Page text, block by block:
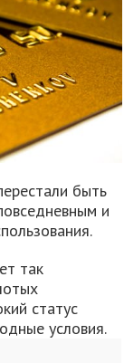
быть
и
так
статус
условия.